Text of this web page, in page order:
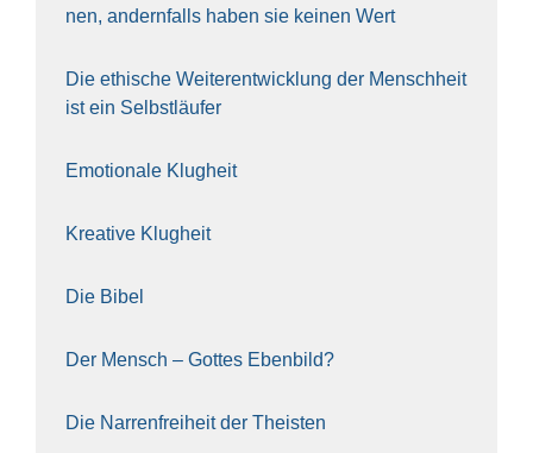
nen, andern­falls haben sie kei­nen Wert
Die ethi­sche Wei­ter­ent­wick­lung der Mensch­heit
ist ein Selbst­läu­fer
Emo­tio­na­le Klug­heit
Krea­ti­ve Klug­heit
Die Bibel
Der Mensch – Got­tes Eben­bild?
Die Nar­ren­frei­heit der The­is­ten